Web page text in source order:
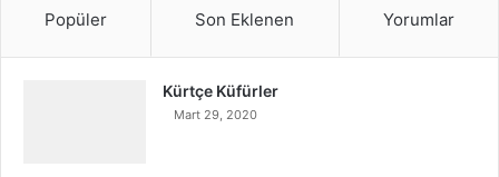
Popüler Son Eklenen Yorumlar
Kürtçe Küfürler
Mart 29, 2020